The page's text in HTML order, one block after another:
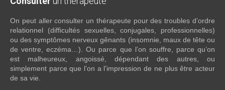
On peut aller consulter un thérapeute pour des troubles d’ordre
relationnel (difficultés sexuelles, conjugales, professionnelles)
ou des symptômes nerveux gênants (insomnie, maux de tête ou
de ventre, eczéma…). Ou parce que l’on souffre, parce qu’on
est malheureux, angoissé, dépendant des autres, ou
simplement parce que l’on a l’impression de ne plus être acteur
de sa vie.